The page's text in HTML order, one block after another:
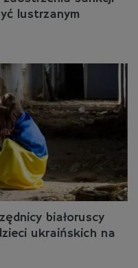
lustrzanym
białoruscy
ukraińskich na